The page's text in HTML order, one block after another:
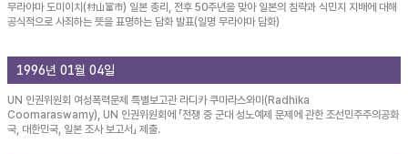
무라야마 도미이치(村山富市) 일본 총리, 전후 50주년을 맞아 일본의 침략과 식민지 지배에 대해
공식적으로 사죄하는 뜻을 표명하는 담화 발표(일명 무라야마 담화)
1996년 01월 04일
UN 인권위원회 여성폭력문제 특별보고관 라디카 쿠마라스와미(Radhika
Coomaraswamy), UN 인권위원회에 「전쟁 중 군대 성노예제 문제에 관한 조선민주주의공화
국, 대한민국, 일본 조사 보고서」 제출.